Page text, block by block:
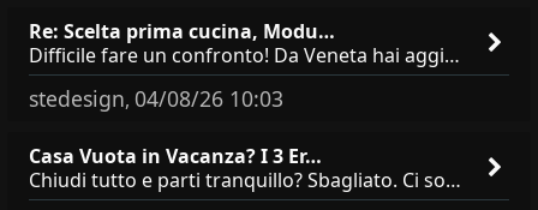
Re: Scelta prima cucina, Modu…
Difficile fare un confronto! Da Veneta hai aggiunto i pensili a tutta altezza e una colonna dispensa da 30, che da soli
stedesign, 04/08/26 10:03
Casa Vuota in Vacanza? I 3 Er…
Chiudi tutto e parti tranquillo? Sbagliato. Ci sono 3 comportamenti che dicono ai ladri &quot;sono via per due settimane